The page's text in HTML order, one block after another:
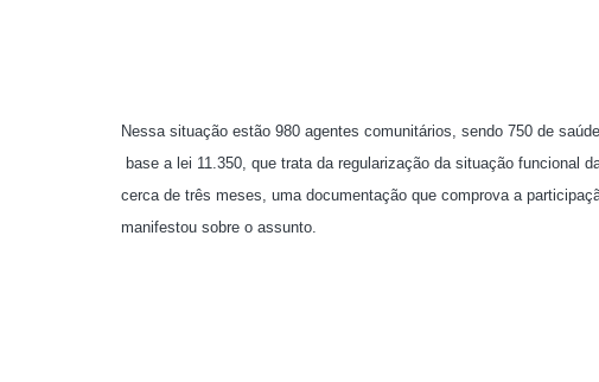
Nessa situação estão 980 agentes comunitários, sendo 750 de
base a lei 11.350, que trata da regularização da situação funcional
cerca de três meses, uma documentação que comprova a
manifestou sobre o assunto.